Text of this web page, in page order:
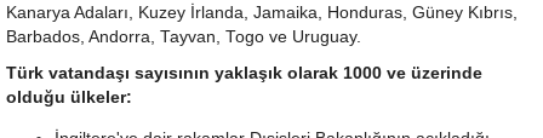
Kanarya Adaları, Kuzey İrlanda, Jamaika, Honduras, Güney Kıbrıs,
Barbados, Andorra, Tayvan, Togo ve Uruguay.
Türk vatandaşı sayısının yaklaşık olarak 1000 ve üzerinde
olduğu ülkeler: